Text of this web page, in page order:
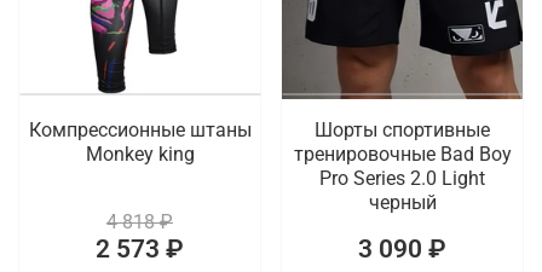
Компрессионные штаны
Monkey king
4 818 ₽
2 573 ₽
Шорты спортивные
тренировочные Bad Boy
Pro Series 2.0 Light
черный
3 090 ₽